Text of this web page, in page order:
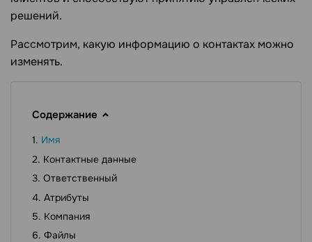
решений.
Рассмотрим, какую информацию о контактах можно
изменять.
Содержание
Имя
Контактные данные
Ответственный
Атрибуты
Компания
Файлы